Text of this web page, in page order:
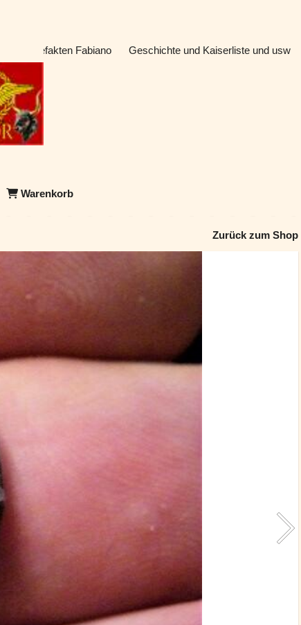
& Artefakten Fabiano Geschichte und Kaiserliste und usw
Warenkorb
Zurück zum Shop